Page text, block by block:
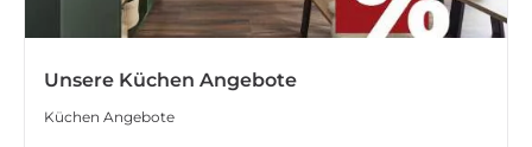
Unsere Küchen Angebote
Küchen Angebote